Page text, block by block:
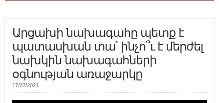
Արցախի նախագահը պետք է
պատասխան տա՝ ինչո՞ւ է մերժել
նախկին նախագահների
օգնության առաջարկը
17/02/2021